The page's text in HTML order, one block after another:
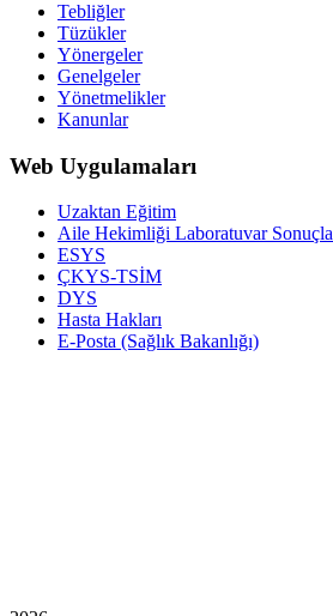
Tebliğler
Tüzükler
Yönergeler
Genelgeler
Yönetmelikler
Kanunlar
Web Uygulamaları
Uzaktan Eğitim
Aile Hekimliği Laboratuvar
ESYS
ÇKYS-TSİM
DYS
Hasta Hakları
E-Posta (Sağlık Bakanlığı)